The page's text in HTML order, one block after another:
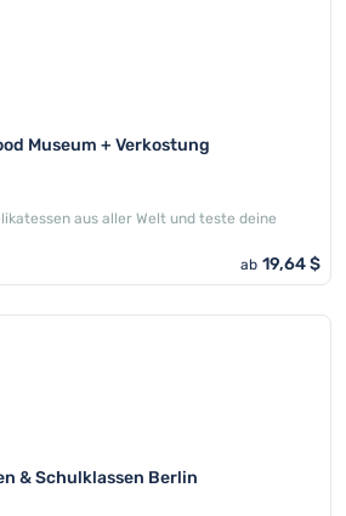
Museum + Verkostung
aus aller Welt und teste deine
ab 19,64 $
& Schulklassen Berlin